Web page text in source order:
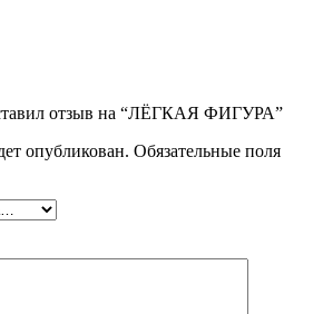
отзыв на “ЛЁГКАЯ ФИГУРА”
опубликован. Обязательные поля